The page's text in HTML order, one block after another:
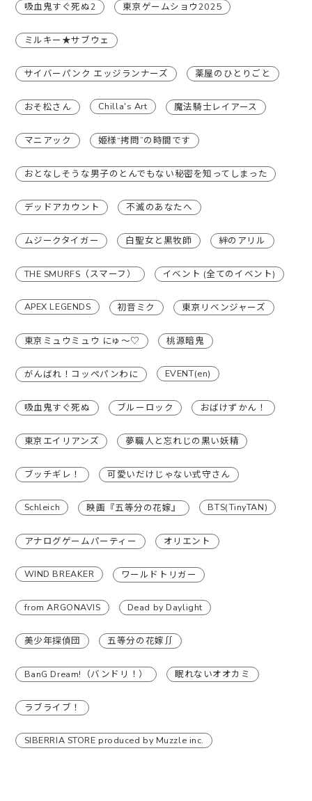
吸血鬼すぐ死ぬ2 東京ゲームショウ2025
ミルキー★サブウェ
サイバーパンク エッジランナーズ 薬屋のひとりごと
おそ松さん Chilla's Art 魔法騎士レイアース
マニアック 姫様“拷問”の時間です
おとなしそうな男子のとんでもない秘密を知ってしまった
デッドアカウント 不滅のあなたへ
ムジークタイガー 白聖女と黒牧師 絆のアリル
THE SMURFS（スマーフ） イベント (全てのイベント)
APEX LEGENDS 初音ミク 東京リベンジャーズ
東京ミュウミュウ にゅ〜♡ 桃源暗鬼
がんばれ！コッペパンわに EVENT(en)
吸血鬼すぐ死ぬ ブルーロック おばけずかん！
東京エイリアンズ 夢職人と忘れじの黒い妖精
ブッチギレ！ 可愛いだけじゃない式守さん
Schleich 映画『五等分の花嫁』 BTS(TinyTAN)
アナログゲームパーティー オリエント
WIND BREAKER ワールドトリガー
from ARGONAVIS Dead by Daylight
美少年探偵団 五等分の花嫁∬
BanG Dream!（バンドリ！） 眠れないオオカミ
ラブライブ！
SIBERRIA STORE produced by Muzzle inc.